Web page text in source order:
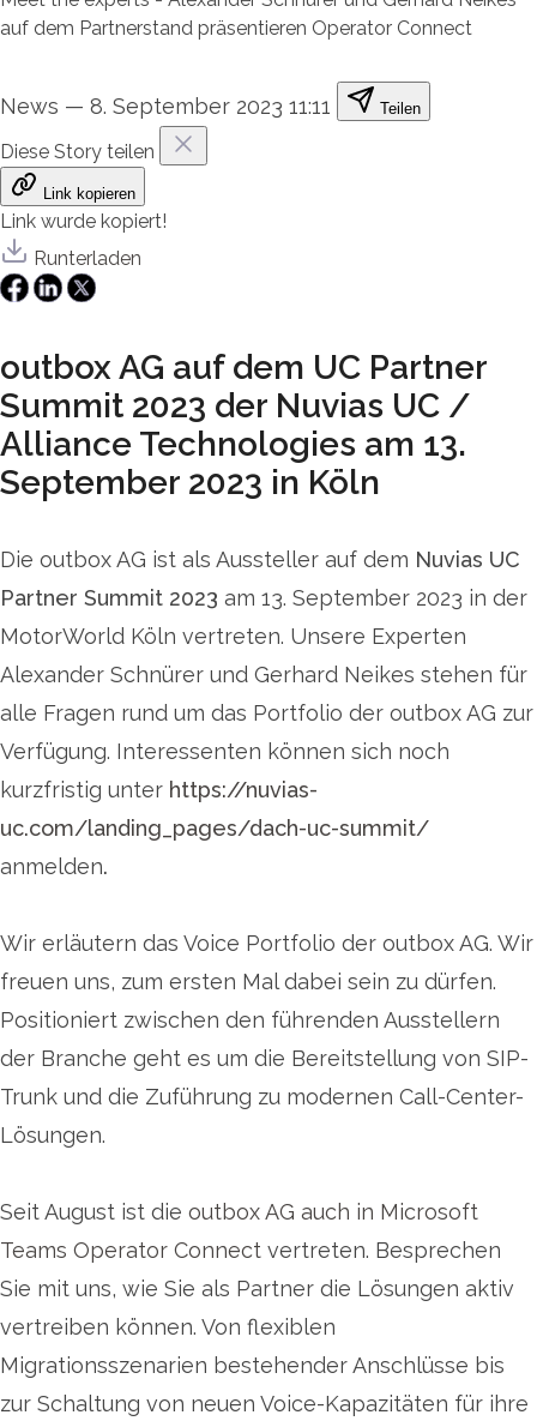
auf dem Partnerstand präsentieren Operator Connect
News — 8. September 2023 11:11 Teilen
Diese Story teilen
Link kopieren
Link wurde kopiert!
Runterladen
outbox AG auf dem UC Partner
Summit 2023 der Nuvias UC /
Alliance Technologies am 13.
September 2023 in Köln
Die outbox AG ist als Aussteller auf dem Nuvias UC
Partner Summit 2023 am 13. September 2023 in der
MotorWorld Köln vertreten. Unsere Experten
Alexander Schnürer und Gerhard Neikes stehen für
alle Fragen rund um das Portfolio der outbox AG zur
Verfügung. Interessenten können sich noch
kurzfristig unter https://nuvias-
uc.com/landing_pages/dach-uc-summit/
anmelden.
Wir erläutern das Voice Portfolio der outbox AG. Wir
freuen uns, zum ersten Mal dabei sein zu dürfen.
Positioniert zwischen den führenden Ausstellern
der Branche geht es um die Bereitstellung von SIP-
Trunk und die Zuführung zu modernen Call-Center-
Lösungen.
Seit August ist die outbox AG auch in Microsoft
Teams Operator Connect vertreten. Besprechen
Sie mit uns, wie Sie als Partner die Lösungen aktiv
vertreiben können. Von flexiblen
Migrationsszenarien bestehender Anschlüsse bis
zur Schaltung von neuen Voice-Kapazitäten für ihre